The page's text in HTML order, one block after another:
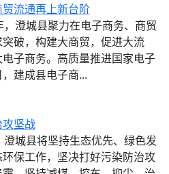
流通再上新台阶
澄城县聚力在电子商务、商贸
破，构建大商贸，促进大流
商务。高质量推进国家电子
建成县电子商...
坚战
城县将坚持生态优先、绿色发
保工作，坚决打好污染防治攻